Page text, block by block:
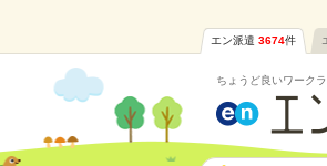
エン派遣 3674件
ちょうど良いワーク